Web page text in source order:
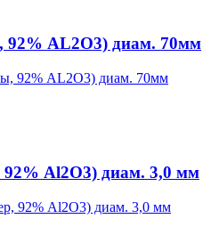
AL2О3) диам. 70мм
Al2O3) диам. 3,0 мм